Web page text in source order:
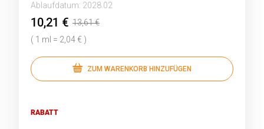
Ablaufdatum: 2028.02
10,21 € 13,61 €
( 1 ml = 2,04 € )
ZUM WARENKORB HINZUFÜGEN
RABATT